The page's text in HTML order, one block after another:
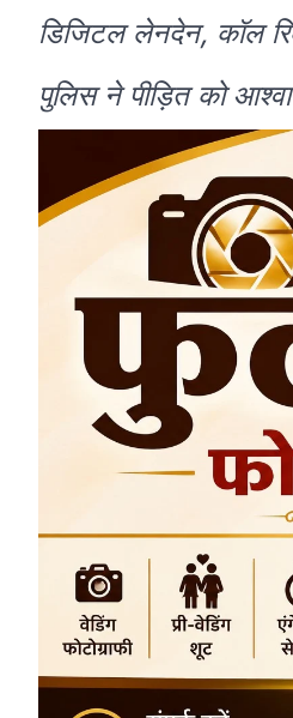
डिजिटल लेनदेन, कॉल
पुलिस ने पीड़ित को